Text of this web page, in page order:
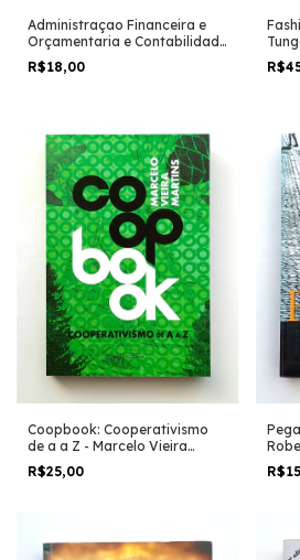
Administraçao Financeira e
Orçamentaria e Contabilidade
Pública - Denis Rocha
R$18,00
Coopbook: Cooperativismo
de a a Z - Marcelo Vieira
Martins
R$25,00